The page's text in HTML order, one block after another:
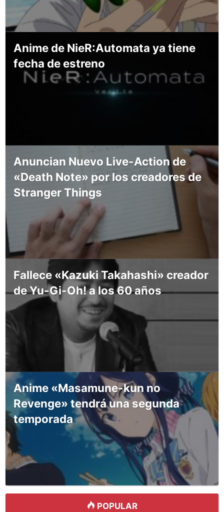
Anime de NieR:Automata ya tiene
fecha de estreno
Anuncian Nuevo Live-Action de
«Death Note» por los creadores de
Stranger Things
Fallece «Kazuki Takahashi» creador
de Yu-Gi-Oh! a los 60 años
Anime «Masamune-kun no
Revenge» tendrá una segunda
temporada
POPULAR